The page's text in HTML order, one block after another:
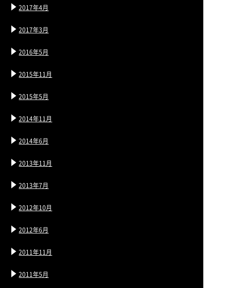
2017年4月
2017年3月
2016年5月
2015年11月
2015年5月
2014年11月
2014年6月
2013年11月
2013年7月
2012年10月
2012年6月
2011年11月
2011年5月